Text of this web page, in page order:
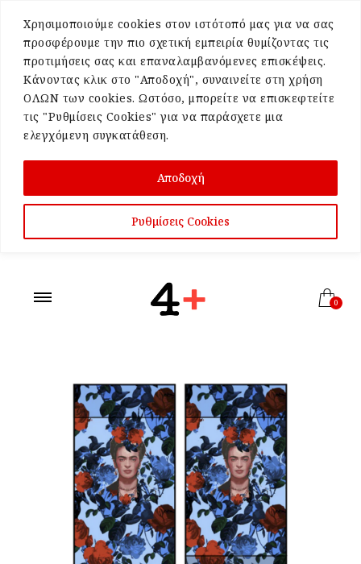
Χρησιμοποιούμε cookies στον ιστότοπό μας για να σας
προσφέρουμε την πιο σχετική εμπειρία θυμίζοντας τις
προτιμήσεις σας και επαναλαμβανόμενες επισκέψεις.
Κάνοντας κλικ στο "Αποδοχή", συναινείτε στη χρήση
ΟΛΩΝ των cookies. Ωστόσο, μπορείτε να επισκεφτείτε
τις "Ρυθμίσεις Cookies" για να παράσχετε μια
ελεγχόμενη συγκατάθεση.
Ρυθμίσεις Cookies
Αποδοχή
0